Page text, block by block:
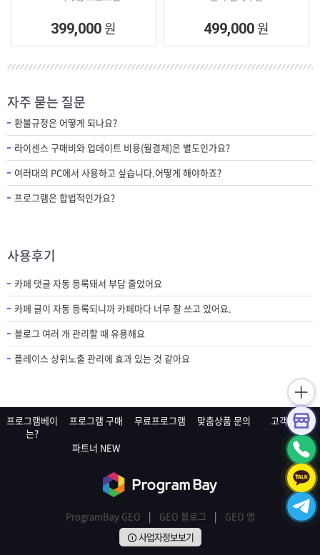
추출 수집 프로그램
499,000 원 500,000 원
자주 묻는 질문
환불규정은 어떻게 되나요?
라이센스 구매비와 업데이트 비용(월결제)은 별도인가요?
여러대의 PC에서 사용하고 싶습니다.어떻게 해야하죠?
프로그램은 합법적인가요?
사용후기
카페 댓글 자동 등록돼서 부담 줄었어요
카페 글이 자동 등록되니까 카페마다 너무 잘 쓰고 있어요.
블로그 여러 개 관리할 때 유용해요
플레이스 상위노출 관리에 효과 있는 것 같아요
프로그램베이
는?
프로그램 구매 무료프로그램 맞춤상품 문의
고객센터
파트너 NEW
ProgramBay GEO | GEO 블로그 |
GEO 앱
사업자정보보기